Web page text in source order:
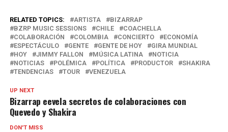
RELATED TOPICS: ARTISTA
BIZARRAP
BZRP MUSIC SESSIONS
CHILE
COACHELLA
COLABORACIÓN
COLOMBIA CONCIERTO
ECONOMÍA
ESPECTÁCULO
GENTE GENTE DE HOY
GIRA MUNDIAL
HOY
JIMMY FALLON MÚSICA LATINA
NOTICIA
NOTICIAS
POLÉMICA POLÍTICA PRODUCTOR
SHAKIRA
TENDENCIAS
TOUR VENEZUELA
UP NEXT
Bizarrap eevela secretos de colaboraciones con
Quevedo y Shakira
DON'T MISS